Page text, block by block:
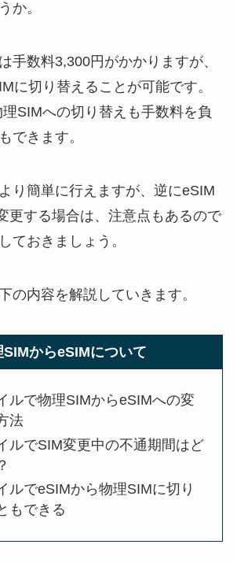
か。
手数料3,300円がかかりますが、
に切り替えることが可能です。
SIMへの切り替えも手数料を負
できます。
り簡単に行えますが、逆にeSIM
更する場合は、注意点もあるので
ておきましょう。
の内容を解説していきます。
SIMからeSIMについて
ルで物理SIMからeSIMへの変
法
ルでSIM変更中の不通期間はど
ルでeSIMから物理SIMに切り
もできる